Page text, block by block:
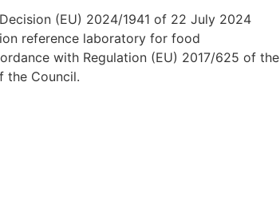
(EU) 2024/1941 of 22 July 2024
reference laboratory for food
with Regulation (EU) 2017/625 of the
the Council.